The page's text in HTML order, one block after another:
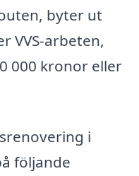
byter ut
VVS-arbeten,
000 kronor eller
i
följande